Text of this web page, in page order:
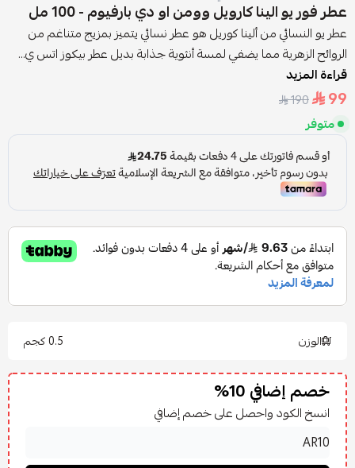
عطر فور يو الينا كارويل وومن او دي بارفيوم - 100 مل
عطر يو النسائي من ألينا كوريل هو عطر نسائي يتميز بمزيج متناغم من
الروائح الزهرية مما يضفي لمسة أنثوية جذابة بديل عطر بيكوز اتس ي...
قراءة المزيد
99
190
متوفر
الوزن 0.5 كجم
خصم إضافي 10%
انسخ الكود واحصل على خصم إضافي